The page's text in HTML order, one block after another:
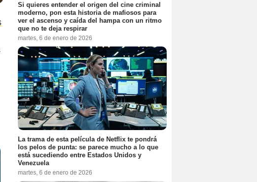
Si quieres entender el origen del cine criminal
moderno, pon esta historia de mafiosos para
ver el ascenso y caída del hampa con un ritmo
que no te deja respirar
martes, 6 de enero de 2026
La trama de esta película de Netflix te pondrá
los pelos de punta: se parece mucho a lo que
está sucediendo entre Estados Unidos y
Venezuela
martes, 6 de enero de 2026